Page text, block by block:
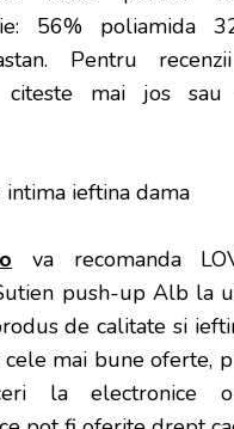
56% poliamida
. Pentru
citeste mai jos
va recomanda
push-up Alb la
de calitate si
mai bune oferte,
la electronice